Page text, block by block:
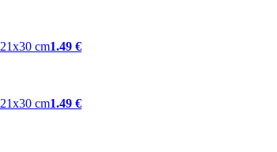
21x30 cm1.49 €
21x30 cm1.49 €